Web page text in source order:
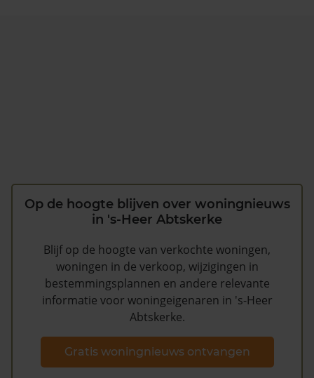
Op de hoogte blijven over woningnieuws
in 's-Heer Abtskerke
Blijf op de hoogte van verkochte woningen,
woningen in de verkoop, wijzigingen in
bestemmingsplannen en andere relevante
informatie voor woningeigenaren in 's-Heer
Abtskerke.
Gratis woningnieuws ontvangen